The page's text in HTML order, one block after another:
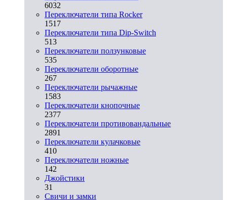
6032
Переключатели типа Rocker
1517
Переключатели типа Dip-Switch
513
Переключатели ползунковые
535
Переключатели оборотные
267
Переключатели рычажные
1583
Переключатели кнопочные
2377
Переключатели противовандальные
2891
Переключатели кулачковые
410
Переключатели ножные
142
Джойстики
31
Свичи и замки